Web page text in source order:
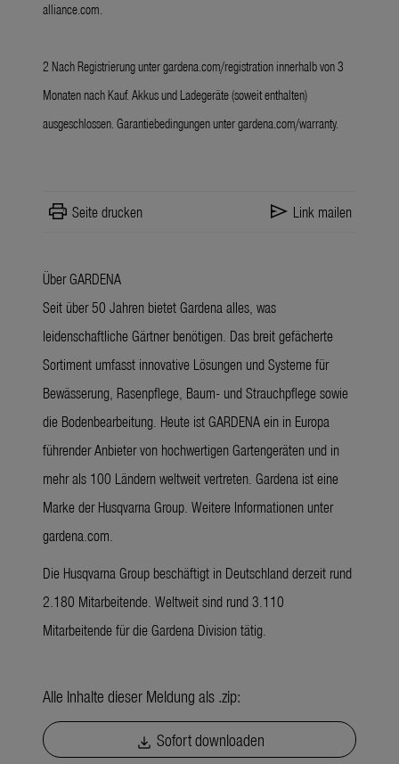
alliance.com.
2 Nach Registrierung untergardena.com/registration innerhalb von 3
Monaten nach Kauf. Akkus und Ladegeräte (soweit enthalten)
ausgeschlossen. Garantiebedingungen untergardena.com/warranty.
print Seite drucken send Link mailen
Über GARDENA
Seit über 50 Jahren bietet Gardena alles, was
leidenschaftliche Gärtner benötigen. Das breit gefächerte
Sortiment umfasst innovative Lösungen und Systeme für
Bewässerung, Rasenpflege, Baum- und Strauchpflege sowie
die Bodenbearbeitung. Heute ist GARDENA ein in Europa
führender Anbieter von hochwertigen Gartengeräten und in
mehr als 100 Ländern weltweit vertreten. Gardena ist eine
Marke der Husqvarna Group. Weitere Informationen unter
gardena.com.
Die Husqvarna Group beschäftigt in Deutschland derzeit rund
2.180 Mitarbeitende. Weltweit sind rund 3.110
Mitarbeitende für die Gardena Division tätig.
Alle Inhalte dieser Meldung als .zip:
download Sofort downloaden